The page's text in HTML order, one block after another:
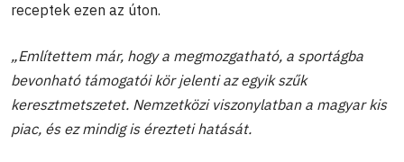
receptek ezen az úton.
„Említettem már, hogy a megmozgatható, a sportágba
bevonható támogatói kör jelenti az egyik szűk
keresztmetszetet. Nemzetközi viszonylatban a magyar kis
piac, és ez mindig is érezteti hatását.